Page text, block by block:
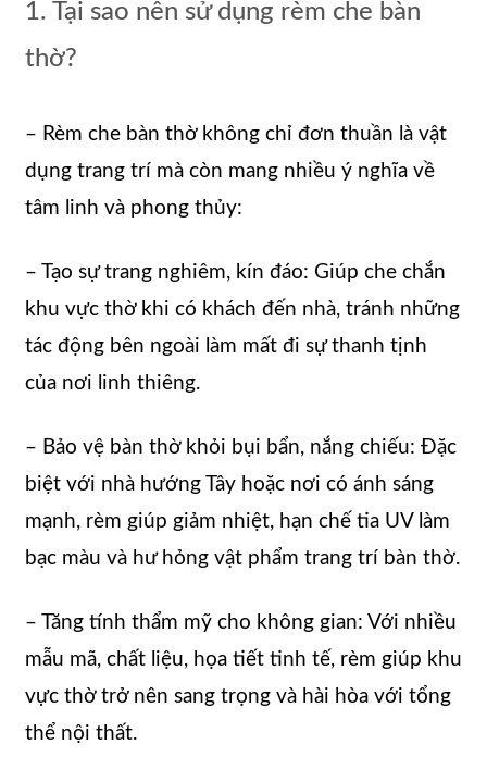
1. Tại sao nên sử dụng rèm che bàn
thờ?
– Rèm che bàn thờ không chỉ đơn thuần là vật
dụng trang trí mà còn mang nhiều ý nghĩa về
tâm linh và phong thủy:
– Tạo sự trang nghiêm, kín đáo: Giúp che chắn
khu vực thờ khi có khách đến nhà, tránh những
tác động bên ngoài làm mất đi sự thanh tịnh
của nơi linh thiêng.
– Bảo vệ bàn thờ khỏi bụi bẩn, nắng chiếu: Đặc
biệt với nhà hướng Tây hoặc nơi có ánh sáng
mạnh, rèm giúp giảm nhiệt, hạn chế tia UV làm
bạc màu và hư hỏng vật phẩm trang trí bàn thờ.
– Tăng tính thẩm mỹ cho không gian: Với nhiều
mẫu mã, chất liệu, họa tiết tinh tế, rèm giúp khu
vực thờ trở nên sang trọng và hài hòa với tổng
thể nội thất.